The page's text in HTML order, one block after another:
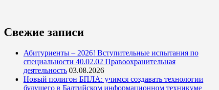
Свежие записи
Абитуриенты – 2026! Вступительные испытания по
специальности 40.02.02 Правоохранительная
деятельность 03.08.2026
Новый полигон БПЛА: учимся создавать технологии
будущего в Балтийском информационном техникуме